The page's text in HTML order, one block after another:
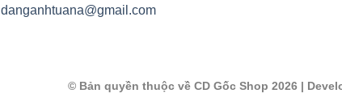
danganhtuana@gmail.com
© Bản quyền thuộc về CD Gốc Shop 2026|